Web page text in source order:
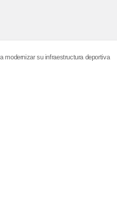
modernizar su infraestructura deportiva